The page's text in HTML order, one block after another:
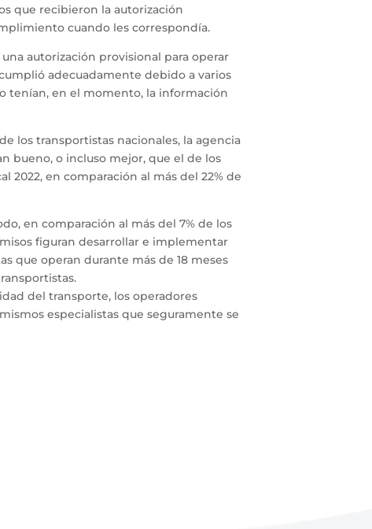
que recibieron la autorización
cuando les correspondía.
autorización provisional para operar
adecuadamente debido a varios
tenían, en el momento, la información
los transportistas nacionales, la agencia
bueno, o incluso mejor, que el de los
2022, en comparación al más del 22% de
en comparación al más del 7% de los
figuran desarrollar e implementar
que operan durante más de 18 meses
del transporte, los operadores
especialistas que seguramente se